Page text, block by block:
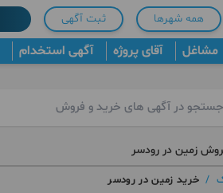
همه شهرها ثبت آگهی
مشاغل آقای پروژه آگهی استخدام
زمین در رودسر
/ خرید زمین در رودسر